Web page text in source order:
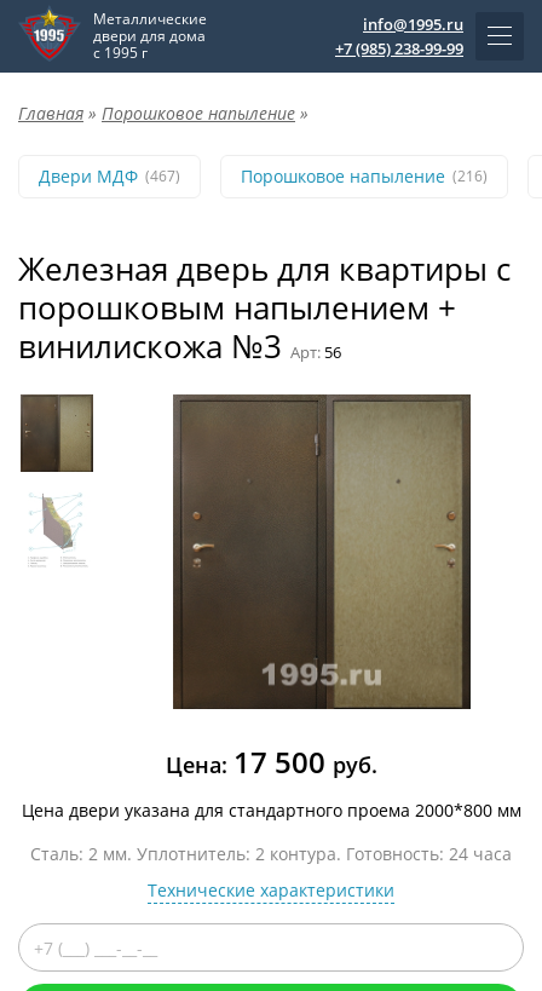
Металлические
двери для дома
с 1995 г
info@1995.ru
+7 (985) 238-99-99
Главная » Порошковое напыление »
Двери МДФ (467) Порошковое напыление (216)
Железная дверь для квартиры с
порошковым напылением +
винилискожа №3 Арт: 56
Цена: 17 500 руб.
Цена двери указана для стандартного проема 2000*800 мм
Сталь: 2 мм. Уплотнитель: 2 контура. Готовность: 24 часа
Технические характеристики